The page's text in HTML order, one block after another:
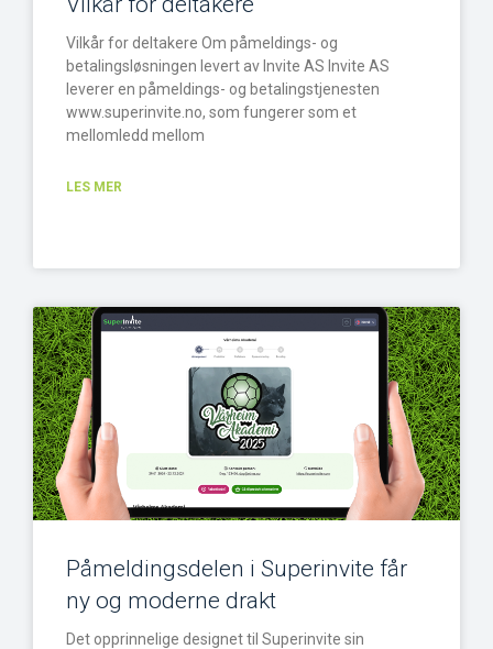
Vilkår for deltakere Om påmeldings- og
betalingsløsningen levert av Invite AS Invite AS
leverer en påmeldings- og betalingstjenesten
www.superinvite.no, som fungerer som et
mellomledd mellom
LES MER
Påmeldingsdelen i Superinvite får
ny og moderne drakt
Det opprinnelige designet til Superinvite sin